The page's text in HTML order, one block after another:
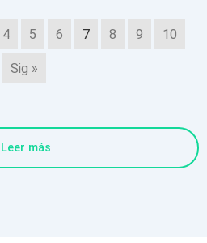
4 5 6 7 8 9 10
Sig »
Leer más